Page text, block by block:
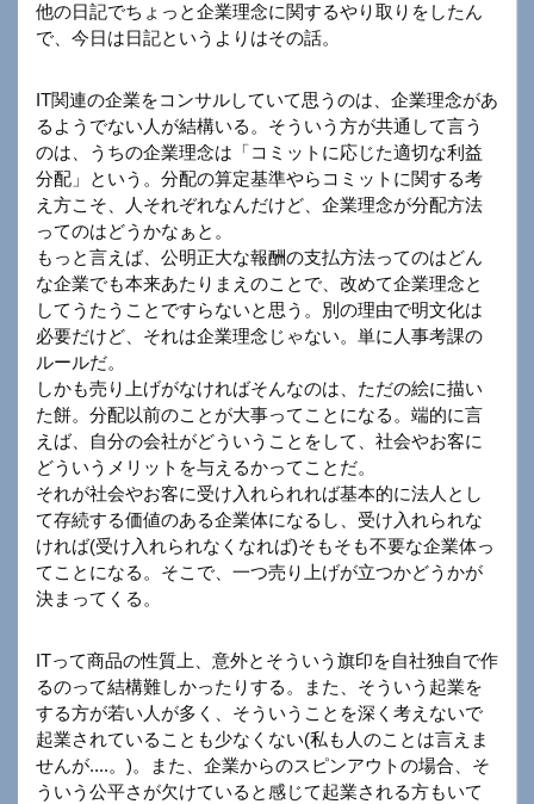
他の日記でちょっと企業理念に関するやり取りをしたん
で、今日は日記というよりはその話。
IT関連の企業をコンサルしていて思うのは、企業理念があ
るようでない人が結構いる。そういう方が共通して言う
のは、うちの企業理念は「コミットに応じた適切な利益
分配」という。分配の算定基準やらコミットに関する考
え方こそ、人それぞれなんだけど、企業理念が分配方法
ってのはどうかなぁと。
もっと言えば、公明正大な報酬の支払方法ってのはどん
な企業でも本来あたりまえのことで、改めて企業理念と
してうたうことですらないと思う。別の理由で明文化は
必要だけど、それは企業理念じゃない。単に人事考課の
ルールだ。
しかも売り上げがなければそんなのは、ただの絵に描い
た餅。分配以前のことが大事ってことになる。端的に言
えば、自分の会社がどういうことをして、社会やお客に
どういうメリットを与えるかってことだ。
それが社会やお客に受け入れられれば基本的に法人とし
て存続する価値のある企業体になるし、受け入れられな
ければ(受け入れられなくなれば)そもそも不要な企業体っ
てことになる。そこで、一つ売り上げが立つかどうかが
決まってくる。
ITって商品の性質上、意外とそういう旗印を自社独自で作
るのって結構難しかったりする。また、そういう起業を
する方が若い人が多く、そういうことを深く考えないで
起業されていることも少なくない(私も人のことは言えま
せんが....。)。また、企業からのスピンアウトの場合、そ
ういう公平さが欠けていると感じて起業される方もいて